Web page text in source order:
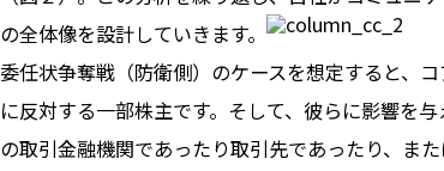
の全体像を設計していきます。
委任状争奪戦（防衛側）のケースを想定すると、
に反対する一部株主です。そして、彼らに影響を
の取引金融機関であったり取引先であったり、ま